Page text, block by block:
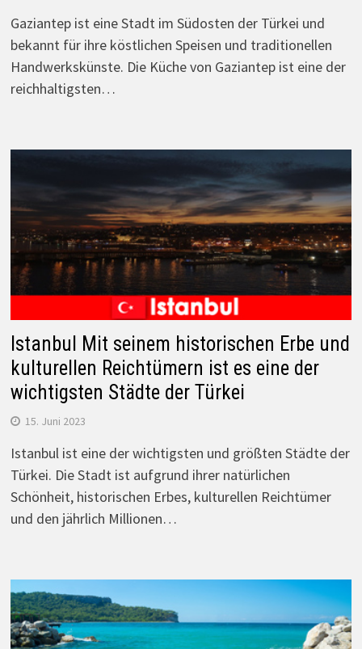
Gaziantep ist eine Stadt im Südosten der Türkei und
bekannt für ihre köstlichen Speisen und traditionellen
Handwerkskünste. Die Küche von Gaziantep ist eine der
reichhaltigsten…
Istanbul Mit seinem historischen Erbe und
kulturellen Reichtümern ist es eine der
wichtigsten Städte der Türkei
15. Juni 2023
Istanbul ist eine der wichtigsten und größten Städte der
Türkei. Die Stadt ist aufgrund ihrer natürlichen
Schönheit, historischen Erbes, kulturellen Reichtümer
und den jährlich Millionen…